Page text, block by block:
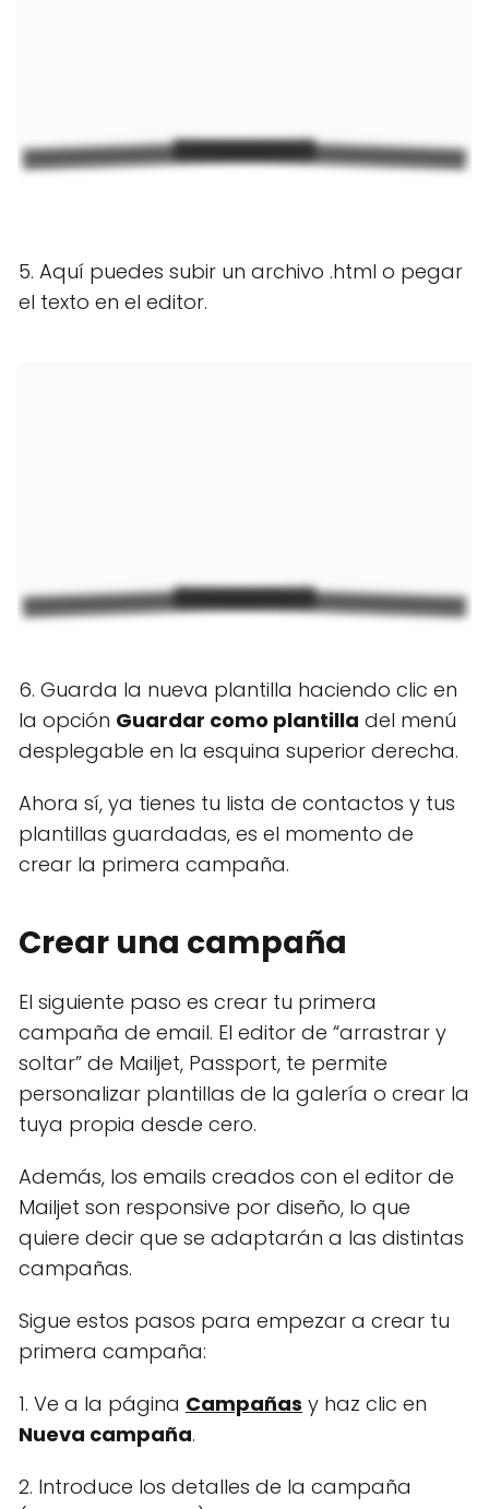
5. Aquí puedes subir un archivo .html o pegar
el texto en el editor.
6. Guarda la nueva plantilla haciendo clic en
la opción Guardar como plantilla del menú
desplegable en la esquina superior derecha.
Ahora sí, ya tienes tu lista de contactos y tus
plantillas guardadas, es el momento de
crear la primera campaña.
Crear una campaña
El siguiente paso es crear tu primera
campaña de email. El editor de “arrastrar y
soltar” de Mailjet, Passport, te permite
personalizar plantillas de la galería o crear la
tuya propia desde cero.
Además, los emails creados con el editor de
Mailjet son responsive por diseño, lo que
quiere decir que se adaptarán a las distintas
campañas.
Sigue estos pasos para empezar a crear tu
primera campaña:
1. Ve a la página Campañas y haz clic en
Nueva campaña.
2. Introduce los detalles de la campaña